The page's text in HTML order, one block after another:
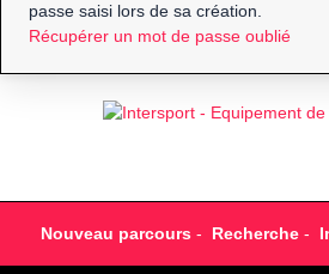
passe saisi lors de sa création.
Récupérer un mot de passe oublié
Nouveau parcours- Recherche-